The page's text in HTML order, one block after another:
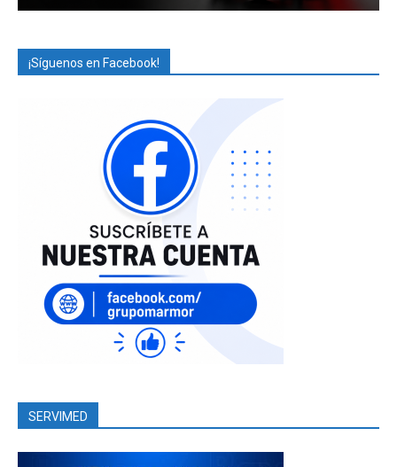
¡Síguenos en Facebook!
SERVIMED